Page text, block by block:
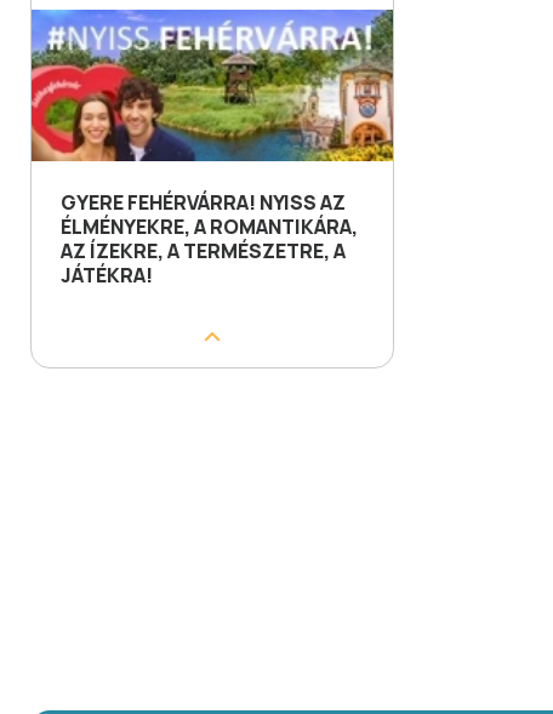
GYERE FEHÉRVÁRRA! NYISS AZ
ÉLMÉNYEKRE, A ROMANTIKÁRA,
AZ ÍZEKRE, A TERMÉSZETRE, A
JÁTÉKRA!